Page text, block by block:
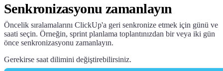
Senkronizasyonu zamanlayın
Öncelik sıralamalarını ClickUp'a geri senkronize etmek için günü ve
saati seçin. Örneğin, sprint planlama toplantınızdan bir veya iki gün
önce senkronizasyonu zamanlayın.
Gerekirse saat dilimini değiştirebilirsiniz.